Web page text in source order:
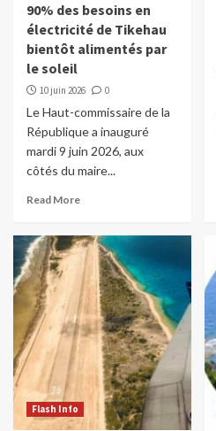
90% des besoins en
électricité de Tikehau
bientôt alimentés par
le soleil
10 juin 2026 0
Le Haut-commissaire de la
République a inauguré
mardi 9 juin 2026, aux
côtés du maire...
Read More
Flash Info